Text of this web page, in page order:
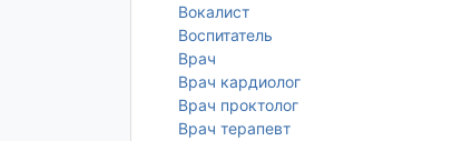
Вокалист
Воспитатель
Врач
Врач кардиолог
Врач проктолог
Врач терапевт